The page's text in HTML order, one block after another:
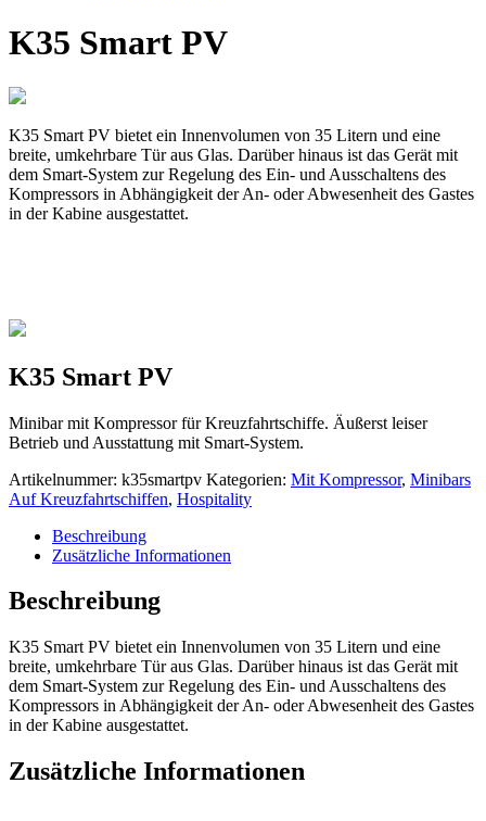
K35 Smart PV
K35 Smart PV bietet ein Innenvolumen von 35 Litern und eine
breite, umkehrbare Tür aus Glas. Darüber hinaus ist das Gerät mit
dem Smart-System zur Regelung des Ein- und Ausschaltens des
Kompressors in Abhängigkeit der An- oder Abwesenheit des Gastes
in der Kabine ausgestattet.
K35 Smart PV
Minibar mit Kompressor für Kreuzfahrtschiffe. Äußerst leiser
Betrieb und Ausstattung mit Smart-System.
Artikelnummer: k35smartpv Kategorien: Mit Kompressor, Minibars
Auf Kreuzfahrtschiffen, Hospitality
Beschreibung
Zusätzliche Informationen
Beschreibung
K35 Smart PV bietet ein Innenvolumen von 35 Litern und eine
breite, umkehrbare Tür aus Glas. Darüber hinaus ist das Gerät mit
dem Smart-System zur Regelung des Ein- und Ausschaltens des
Kompressors in Abhängigkeit der An- oder Abwesenheit des Gastes
in der Kabine ausgestattet.
Zusätzliche Informationen